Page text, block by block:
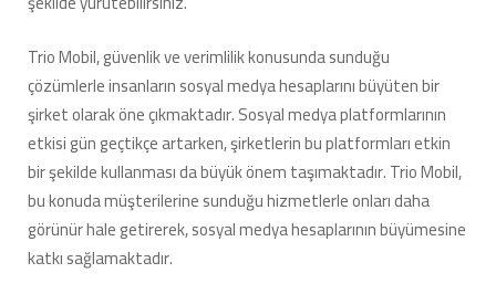
Trio Mobil, güvenlik ve verimlilik konusunda sunduğu
çözümlerle insanların sosyal medya hesaplarını büyüten bir
şirket olarak öne çıkmaktadır. Sosyal medya platformlarının
etkisi gün geçtikçe artarken, şirketlerin bu platformları etkin
bir şekilde kullanması da büyük önem taşımaktadır. Trio Mobil,
bu konuda müşterilerine sunduğu hizmetlerle onları daha
görünür hale getirerek, sosyal medya hesaplarının büyümesine
katkı sağlamaktadır.